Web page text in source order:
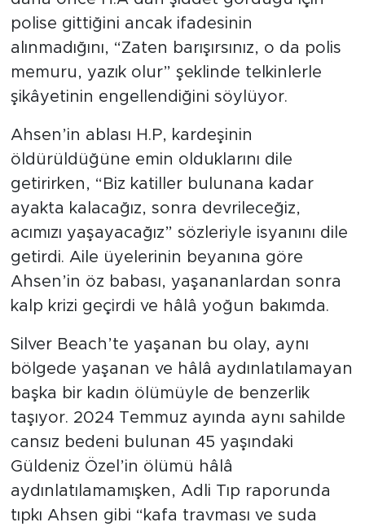
polise gittiğini ancak ifadesinin
alınmadığını, “Zaten barışırsınız, o da polis
memuru, yazık olur” şeklinde telkinlerle
şikâyetinin engellendiğini söylüyor.
Ahsen’in ablası H.P, kardeşinin
öldürüldüğüne emin olduklarını dile
getirirken, “Biz katiller bulunana kadar
ayakta kalacağız, sonra devrileceğiz,
acımızı yaşayacağız” sözleriyle isyanını dile
getirdi. Aile üyelerinin beyanına göre
Ahsen’in öz babası, yaşananlardan sonra
kalp krizi geçirdi ve hâlâ yoğun bakımda.
Silver Beach’te yaşanan bu olay, aynı
bölgede yaşanan ve hâlâ aydınlatılamayan
başka bir kadın ölümüyle de benzerlik
taşıyor. 2024 Temmuz ayında aynı sahilde
cansız bedeni bulunan 45 yaşındaki
Güldeniz Özel’in ölümü hâlâ
aydınlatılamamışken, Adli Tıp raporunda
tıpkı Ahsen gibi “kafa travması ve suda